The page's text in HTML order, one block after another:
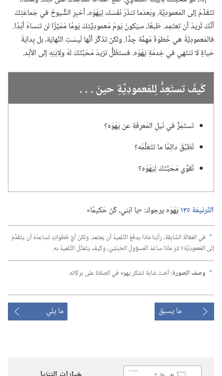
تتَقَدَّمُ إلى المَعمودِيَّة.‏ وبَعدَما تنذُرُ نَفْسَك لِيَهْوَه،‏ أخبِرِ الشُّيوخَ في جَماعَتِكَ
أنَّكَ تُريدُ أن تعتَمِد.‏ طَبعًا،‏ سيَكونُ يَومُ مَعمودِيَّتِكَ يَومًا مُمَيَّزًا لن تنساهُ أبَدًا.‏
فالمَعمودِيَّةُ هي خُطوَةٌ مُهِمَّة جِدًّا.‏ ولكنْ تذَكَّرْ أنَّها لَيسَتِ النِّهايَة،‏ بل بِدايَةُ
حَياةٍ لا تنتَهي في خِدمَةِ يَهْوَه.‏ فستظَلُّ تزيدُ مَحَبَّتَكَ لهُ ولِابْنِهِ إلى الأبَد.‏
كَيفَ تستَعِدُّ لِلمَعمودِيَّةِ حينَ .‏ .‏ .‏
تستَمِرُّ في نَيلِ المَعرِفَةِ عن يَهْوَه؟‏
تُطَبِّقُ دائِمًا ما تتَعَلَّمُه؟‏
تُقَوِّي مَحَبَّتَكَ لِيَهْوَه؟‏
التَّرنيمَة ١٣٥ يَهْوَه يرجوك:‏ «يا ابْني،‏ كُنْ حَكيمًا»‏
a في المَقالَةِ السَّابِقَة،‏ رأيْنا ماذا يدفَعُ التِّلميذَ أن يعتَمِد.‏ ولكنْ أيُّ خُطُواتٍ تُساعِدُهُ أن يتَقَدَّمَ
إلى المَعمودِيَّة؟‏ لِنرَ ماذا ساعَدَ المَسؤولَ الحَبَشِيّ،‏ وكَيفَ يتَمَثَّلُ التِّلميذُ به.‏
b وصف الصورة:‏أخت شابة تشكر يهوه في الصلاة على بركاته.‏
ما يسبق ما يلي